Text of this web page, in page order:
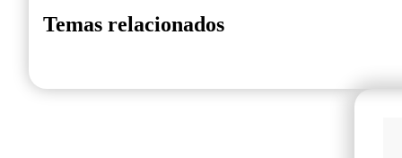
Temas relacionados